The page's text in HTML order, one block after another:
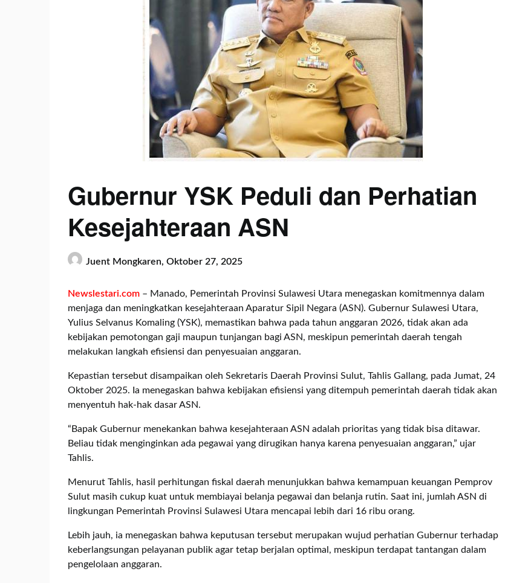
Gubernur YSK Peduli dan Perhatian
Kesejahteraan ASN
Juent Mongkaren, Oktober 27, 2025
Newslestari.com – Manado, Pemerintah Provinsi Sulawesi Utara menegaskan komitmennya dalam
menjaga dan meningkatkan kesejahteraan Aparatur Sipil Negara (ASN). Gubernur Sulawesi Utara,
Yulius Selvanus Komaling (YSK), memastikan bahwa pada tahun anggaran 2026, tidak akan ada
kebijakan pemotongan gaji maupun tunjangan bagi ASN, meskipun pemerintah daerah tengah
melakukan langkah efisiensi dan penyesuaian anggaran.
Kepastian tersebut disampaikan oleh Sekretaris Daerah Provinsi Sulut, Tahlis Gallang, pada Jumat, 24
Oktober 2025. Ia menegaskan bahwa kebijakan efisiensi yang ditempuh pemerintah daerah tidak akan
menyentuh hak-hak dasar ASN.
“Bapak Gubernur menekankan bahwa kesejahteraan ASN adalah prioritas yang tidak bisa ditawar.
Beliau tidak menginginkan ada pegawai yang dirugikan hanya karena penyesuaian anggaran,” ujar
Tahlis.
Menurut Tahlis, hasil perhitungan fiskal daerah menunjukkan bahwa kemampuan keuangan Pemprov
Sulut masih cukup kuat untuk membiayai belanja pegawai dan belanja rutin. Saat ini, jumlah ASN di
lingkungan Pemerintah Provinsi Sulawesi Utara mencapai lebih dari 16 ribu orang.
Lebih jauh, ia menegaskan bahwa keputusan tersebut merupakan wujud perhatian Gubernur terhadap
keberlangsungan pelayanan publik agar tetap berjalan optimal, meskipun terdapat tantangan dalam
pengelolaan anggaran.